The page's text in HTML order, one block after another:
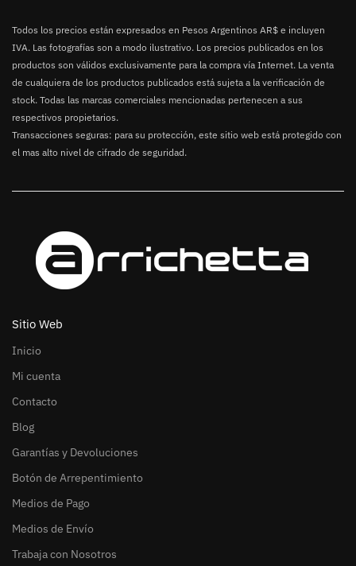
Todos los precios están expresados en Pesos Argentinos AR$ e incluyen
IVA. Las fotografías son a modo ilustrativo. Los precios publicados en los
productos son válidos exclusivamente para la compra vía Internet. La venta
de cualquiera de los productos publicados está sujeta a la verificación de
stock. Todas las marcas comerciales mencionadas pertenecen a sus
respectivos propietarios.
Transacciones seguras: para su protección, este sitio web está protegido con
el mas alto nivel de cifrado de seguridad.
Sitio Web
Inicio
Mi cuenta
Contacto
Blog
Garantías y Devoluciones
Botón de Arrepentimiento
Medios de Pago
Medios de Envío
Trabaja con Nosotros